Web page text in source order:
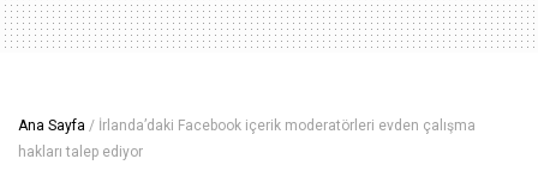
Ana Sayfa / İrlanda’daki Facebook içerik moderatörleri evden çalışma
hakları talep ediyor